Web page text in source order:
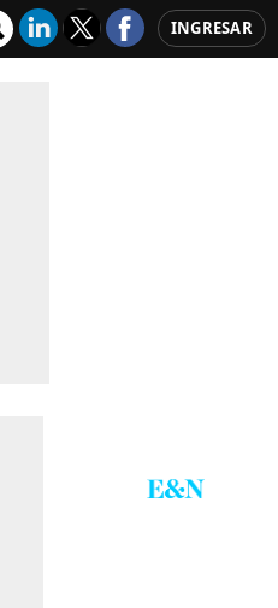
INGRESAR